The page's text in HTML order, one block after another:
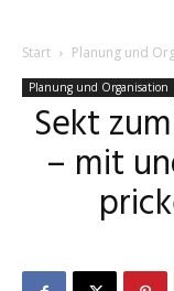
Start Planung und
Planung und Organisation
Sekt
– mit